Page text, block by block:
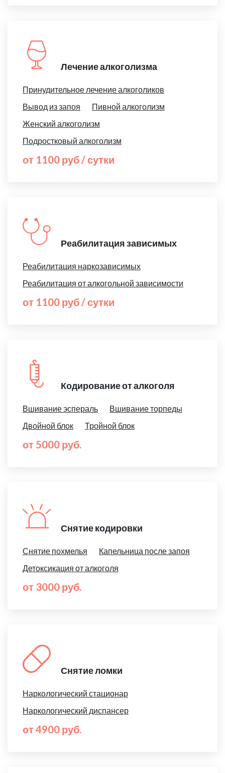
Лечение алкоголизма
Принудительное лечение алкоголиков
Вывод из запоя
Пивной алкоголизм
Женский алкоголизм
Подростковый алкоголизм
от 1100 руб / сутки
Реабилитация зависимых
Реабилитация наркозависимых
Реабилитация от алкогольной зависимости
от 1100 руб / сутки
Кодирование от алкоголя
Вшивание эспераль
Вшивание торпеды
Двойной блок
Тройной блок
от 5000 руб.
Снятие кодировки
Снятие похмелья
Капельница после запоя
Детоксикация от алкоголя
от 3000 руб.
Снятие ломки
Наркологический стационар
Наркологический диспансер
от 4900 руб.